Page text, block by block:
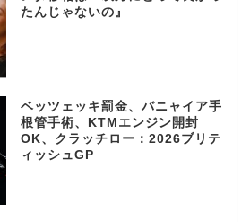
たんじゃないの』
ベッツェッキ罰金、バニャイア手
根管手術、KTMエンジン開封
OK、クラッチロー：2026ブリテ
ィッシュGP